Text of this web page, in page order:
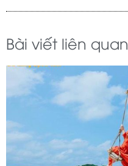
Bài viết liên quan